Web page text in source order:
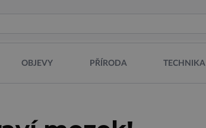
OBJEVY PŘÍRODA TECHNIKA